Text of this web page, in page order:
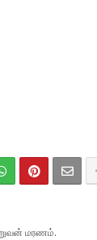
மரணம்.